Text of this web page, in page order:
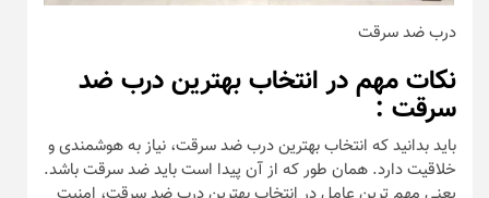
درب ضد سرقت
نکات مهم در انتخاب بهترین درب ضد
سرقت :
باید بدانید که انتخاب بهترین درب ضد سرقت، نیاز به هوشمندی و
خلاقیت دارد. همان طور که از آن پیدا است باید ضد سرقت باشد.